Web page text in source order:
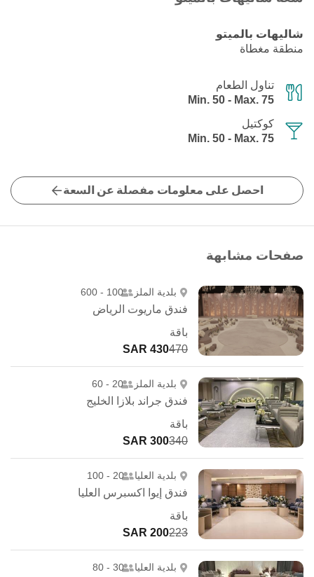
شاليهات بالميتو
منطقة مغطاة
تناول الطعام
Min. 50 - Max. 75
كوكتيل
Min. 50 - Max. 75
احصل على معلومات مفصلة عن السعة
صفحات مشابهة
بلدية الملز 100 - 600
فندق ماريوت الرياض
باقة
470
430 SAR
بلدية الملز 20 - 60
فندق جراند بلازا الخليج
باقة
340
300 SAR
بلدية العليا 20 - 100
فندق إيوا اكسبرس العليا
باقة
223
200 SAR
بلدية العليا 30 - 80